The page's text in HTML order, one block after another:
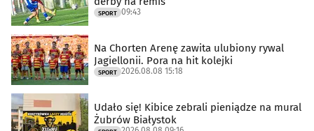
SPORT 09:43
Na Chorten Arenę zawita ulubiony rywal
Jagiellonii. Pora na hit kolejki
SPORT 2026.08.08 15:18
Udało się! Kibice zebrali pieniądze na mural
Żubrów Białystok